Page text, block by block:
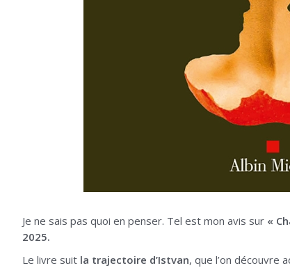
Je ne sais pas quoi en penser. Tel est mon avis sur «
2025.
Le livre suit la trajectoire d’Istvan, que l’on découvre